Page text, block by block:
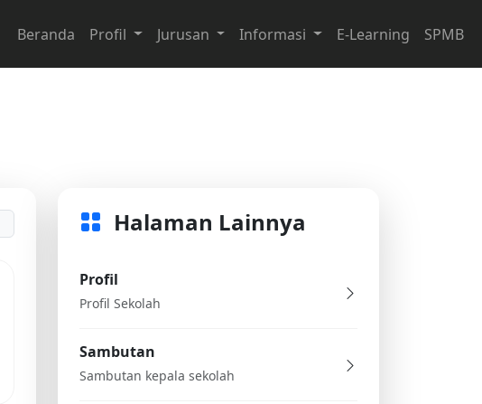
Beranda Profil Jurusan Informasi E-Learning SPMB
Halaman Lainnya
Profil
Profil Sekolah
Sambutan
Sambutan kepala sekolah